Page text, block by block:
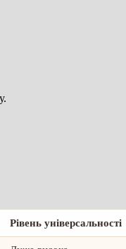
Рівень універсальності